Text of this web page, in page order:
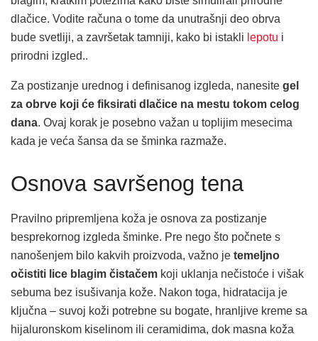
dlačice. Vodite računa o tome da unutrašnji deo obrva
bude svetliji, a završetak tamniji, kako bi istakli lepotu i
prirodni izgled..
Za postizanje urednog i definisanog izgleda, nanesite gel
za obrve koji će fiksirati dlačice na mestu tokom celog
dana. Ovaj korak je posebno važan u toplijim mesecima
kada je veća šansa da se šminka razmaže.
Osnova savršenog tena
Pravilno pripremljena koža je osnova za postizanje
besprekornog izgleda šminke. Pre nego što počnete s
nanošenjem bilo kakvih proizvoda, važno je temeljno
očistiti lice blagim čistačem koji uklanja nečistoće i višak
sebuma bez isušivanja kože. Nakon toga, hidratacija je
ključna – suvoj koži potrebne su bogate, hranljive kreme sa
hijaluronskom kiselinom ili ceramidima, dok masna koža